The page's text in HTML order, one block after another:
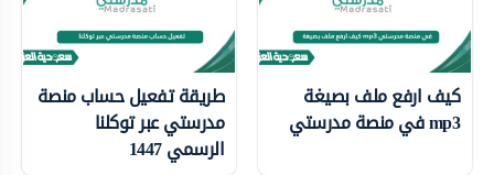
كيف ارفع ملف بصيغة
mp3 في منصة مدرستي
طريقة تفعيل حساب منصة
مدرستي عبر توكلنا
الرسمي 1447